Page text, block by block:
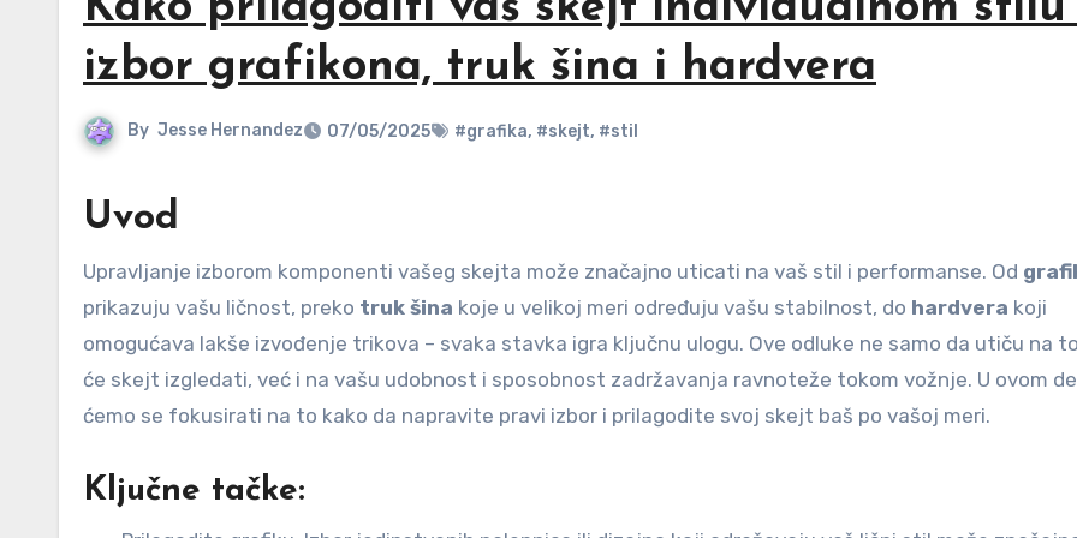
izbor grafikona, truk šina i hardvera
By Jesse Hernandez 07/05/2025 #grafika, #skejt, #stil
Uvod
Upravljanje izborom komponenti vašeg skejta može značajno uticati na vaš stil i performanse. Od
prikazuju vašu ličnost, preko truk šina koje u velikoj meri određuju vašu stabilnost, do hardvera koji
omogućava lakše izvođenje trikova – svaka stavka igra ključnu ulogu. Ove odluke ne samo da utiču na
će skejt izgledati, već i na vašu udobnost i sposobnost zadržavanja ravnoteže tokom vožnje. U ovom
ćemo se fokusirati na to kako da napravite pravi izbor i prilagodite svoj skejt baš po vašoj meri.
Ključne tačke: